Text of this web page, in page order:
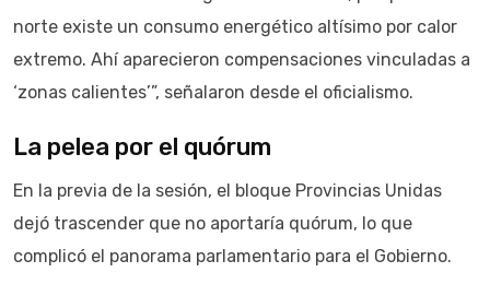
norte existe un consumo energético altísimo por calor
extremo. Ahí aparecieron compensaciones vinculadas a
‘zonas calientes’”, señalaron desde el oficialismo.
La pelea por el quórum
En la previa de la sesión, el bloque Provincias Unidas
dejó trascender que no aportaría quórum, lo que
complicó el panorama parlamentario para el Gobierno.